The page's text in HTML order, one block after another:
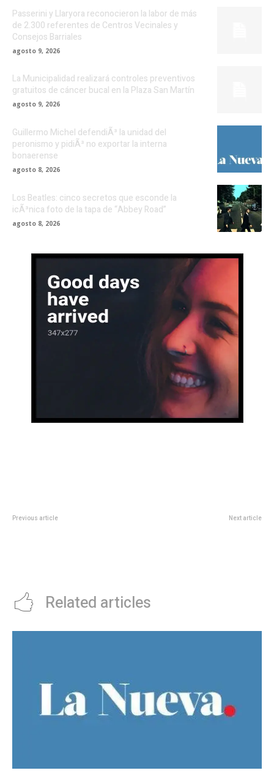
Passerini y Llaryora reconocieron la labor de más
de 2.300 referentes de Centros Vecinales y
Consejos Barriales
agosto 9, 2026
La Municipalidad realizará controles preventivos
gratuitos de cáncer bucal en la Plaza San Martín
agosto 9, 2026
Guillermo Michel defendiÃ³ la unidad del
peronismo y pidiÃ³ no exportar la interna
bonaerense
agosto 8, 2026
Los Beatles: cinco secretos que esconde la
icÃ³nica foto de la tapa de “Abbey Road”
agosto 8, 2026
Previous article Next article
Related articles